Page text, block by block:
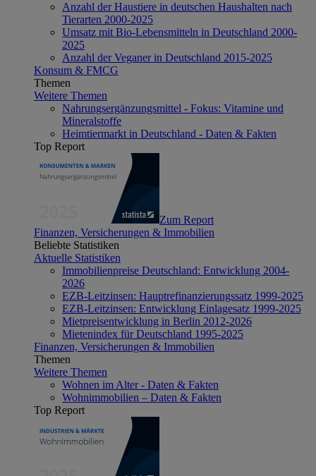
Anzahl der Haustiere in deutschen Haushalten nach
Tierarten 2000-2025
Umsatz mit Bio-Lebensmitteln in Deutschland 2000-
2025
Anzahl der Veganer in Deutschland 2015-2025
Konsum & FMCG
Themen
Weitere Themen
Nahrungsergänzungsmittel - Fokus: Vitamine und
Mineralstoffe
Heimtiermarkt in Deutschland - Daten & Fakten
Top Report
Zum Report
Finanzen, Versicherungen & Immobilien
Beliebte Statistiken
Aktuelle Statistiken
Immobilienpreise Deutschland: Entwicklung 2004-
2026
EZB-Leitzinsen: Hauptrefinanzierungssatz 1999-2025
EZB-Leitzinsen: Entwicklung Einlagesatz 1999-2025
Mietpreisentwicklung in Berlin 2012-2026
Mietenindex für Deutschland 1995-2025
Finanzen, Versicherungen & Immobilien
Themen
Weitere Themen
Wohnen im Alter - Daten & Fakten
Wohnimmobilien – Daten & Fakten
Top Report